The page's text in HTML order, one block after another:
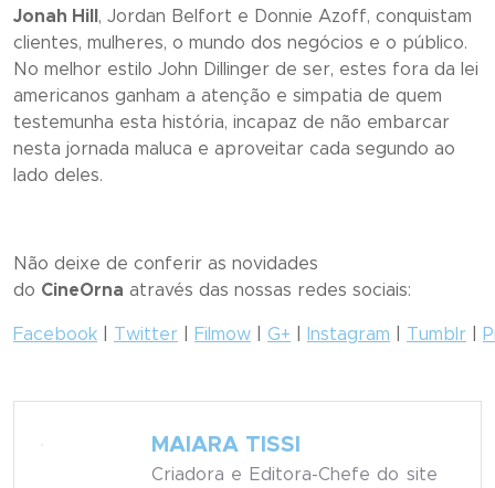
Jonah Hill , Jordan Belfort e Donnie Azoff, conquistam
clientes, mulheres, o mundo dos negócios e o público.
No melhor estilo John Dillinger de ser, estes fora da lei
americanos ganham a atenção e simpatia de quem
testemunha esta história, incapaz de não embarcar
nesta jornada maluca e aproveitar cada segundo ao
lado deles.
Não deixe de conferir as novidades
do CineOrna através das nossas redes sociais:
Facebook Twitter Filmow G+ Instagram Tumblr
MAIARA TISSI
Criadora e Editora-Chefe do site